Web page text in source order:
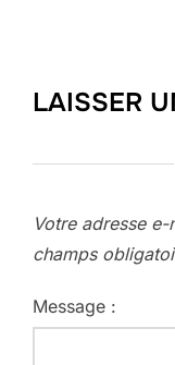
LAISSER
Votre adresse
champs
Message :